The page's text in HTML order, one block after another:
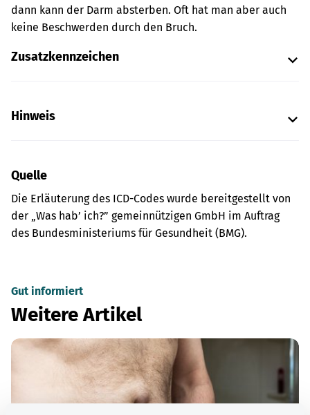
dann kann der Darm absterben. Oft hat man aber auch
keine Beschwerden durch den Bruch.
Zusatzkennzeichen
Hinweis
Quelle
Die Erläuterung des ICD-Codes wurde bereitgestellt von
der „Was hab’ ich?” gemeinnützigen GmbH im Auftrag
des Bundesministeriums für Gesundheit (BMG).
Gut informiert
Weitere Artikel